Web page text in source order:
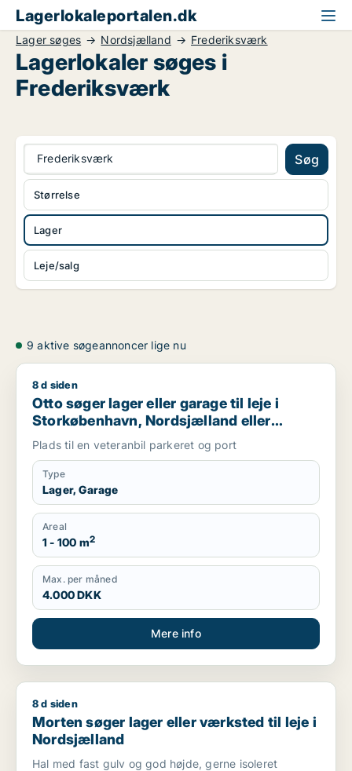
Lagerlokaleportalen.dk
Lager søges Nordsjælland Frederiksværk
Lagerlokaler søges i
Frederiksværk
Frederiksværk Søg
Lager
Leje/salg
Størrelse
9 aktive søgeannoncer lige nu
Otto søger lager eller garage til leje i Storkøbenhavn,
8 d siden
Otto søger lager eller garage til leje i
Storkøbenhavn, Nordsjælland eller
Region Sjælland
Plads til en veteranbil parkeret og port
Type
Lager, Garage
Areal
1 - 100 m2
Max. per måned
4.000 DKK
Mere info
Morten søger lager eller værksted til leje i Nordsjælland
8 d siden
Morten søger lager eller værksted til leje i
Nordsjælland
Hal med fast gulv og god højde, gerne isoleret